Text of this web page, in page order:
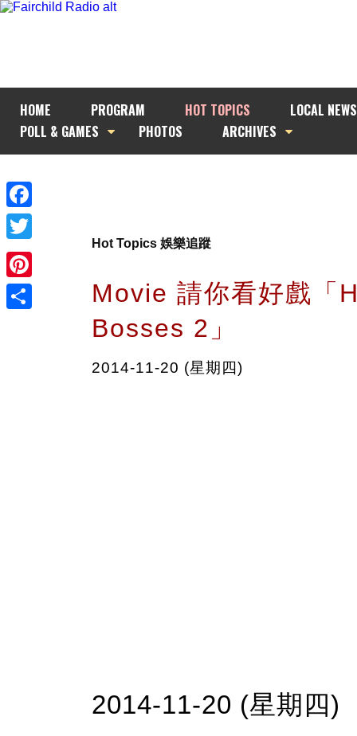
HOME PROGRAM HOT TOPICS
LOCAL NEWS
POLL & GAMES
PHOTOS ARCHIVES
Facebook
Twitter
Pinterest
Hot Topics 娛樂追蹤
Movie 請你看好戲「
Bosses 2」
2014-11-20 (星期四)
2014-11-20 (星期四)